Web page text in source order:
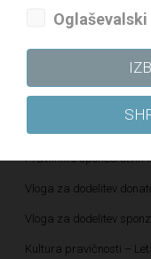
Katalog informacij
Pravilnik o določanju in
Pravilnik o sponzorstvih
Vloga za dodelitev
Vloga za dodelitev
Kultura pravičnosti –